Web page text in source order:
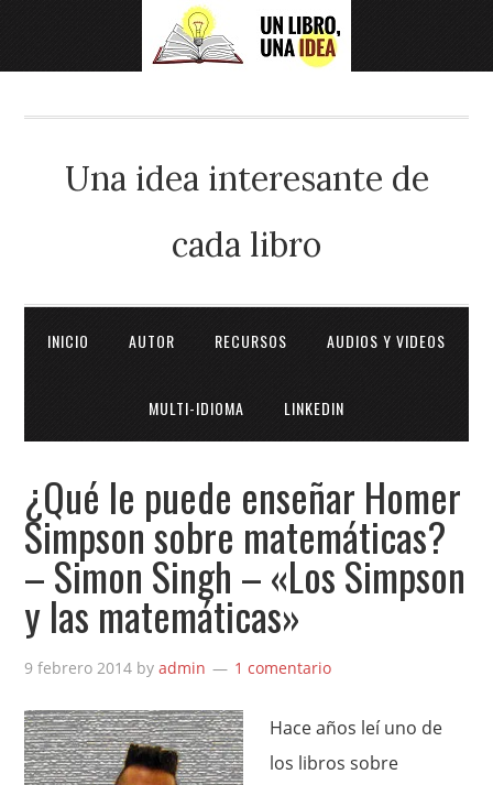
Una idea interesante de
cada libro
INICIO AUTOR RECURSOS AUDIOS Y VIDEOS
MULTI-IDIOMA LINKEDIN
¿Qué le puede enseñar Homer
Simpson sobre matemáticas?
– Simon Singh – «Los Simpson
y las matemáticas»
9 febrero 2014 byadmin 1 comentario
Hace años leí uno de
los libros sobre